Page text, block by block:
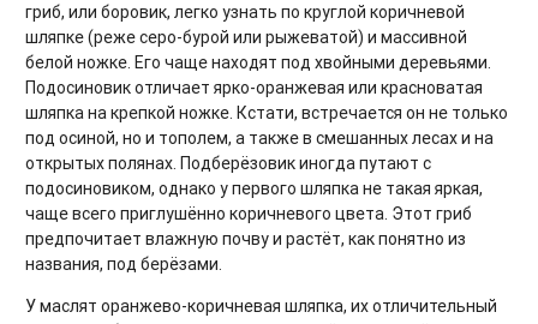
гриб, или боровик, легко узнать по круглой коричневой
шляпке (реже серо-бурой или рыжеватой) и массивной
белой ножке. Его чаще находят под хвойными деревьями.
Подосиновик отличает ярко-оранжевая или красноватая
шляпка на крепкой ножке. Кстати, встречается он не только
под осиной, но и тополем, а также в смешанных лесах и на
открытых полянах. Подберёзовик иногда путают с
подосиновиком, однако у первого шляпка не такая яркая,
чаще всего приглушённо коричневого цвета. Этот гриб
предпочитает влажную почву и растёт, как понятно из
названия, под берёзами.
У маслят оранжево-коричневая шляпка, их отличительный